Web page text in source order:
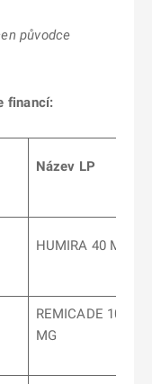
původce
financí:
Název LP
HUMIRA 40 MG
REMICADE 100
MG